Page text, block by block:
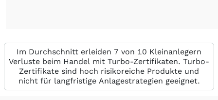
Im Durchschnitt erleiden 7 von 10 Kleinanlegern
Verluste beim Handel mit Turbo-Zertifikaten. Turbo-
Zertifikate sind hoch risikoreiche Produkte und
nicht für langfristige Anlagestrategien geeignet.